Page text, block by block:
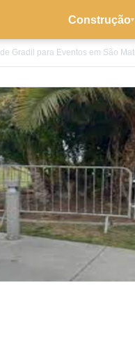
Construção▾
Gradil para Eventos em São